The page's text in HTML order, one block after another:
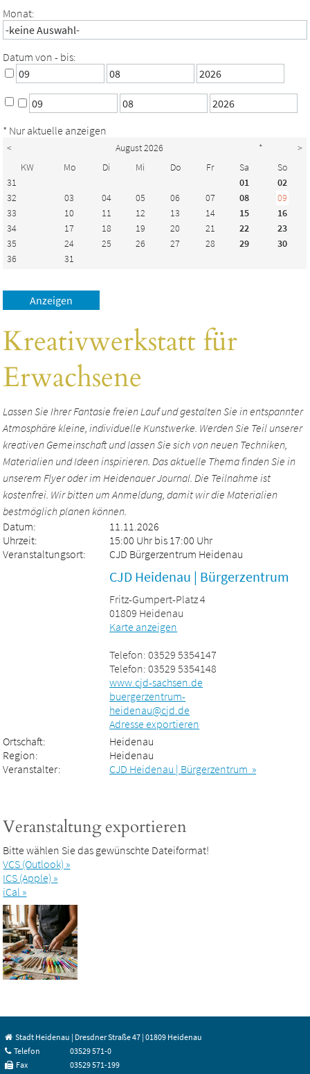
Monat:
Datum von - bis:
* Nur aktuelle anzeigen
< August 2026 *
>
KW
Mo Di Mi Do Fr Sa
So
31
01
02
32
03 04 05 06 07 08
09
33
10 11 12 13 14 15
16
34
17 18 19 20 21 22
23
35
24 25 26 27 28 29
30
36
31
Kreativwerkstatt für
Erwachsene
Lassen Sie Ihrer Fantasie freien Lauf und gestalten Sie in entspannter
Atmosphäre kleine, individuelle Kunstwerke. Werden Sie Teil unserer
kreativen Gemeinschaft und lassen Sie sich von neuen Techniken,
Materialien und Ideen inspirieren. Das aktuelle Thema finden Sie in
unserem Flyer oder im Heidenauer Journal. Die Teilnahme ist
kostenfrei. Wir bitten um Anmeldung, damit wir die Materialien
bestmöglich planen können.
Datum:
11.11.2026
Uhrzeit:
15:00 Uhr bis 17:00 Uhr
Veranstaltungsort:
CJD Bürgerzentrum Heidenau
CJD Heidenau | Bürgerzentrum
Fritz-Gumpert-Platz 4
01809 Heidenau
Karte anzeigen
Telefon: 03529 5354147
Telefon: 03529 5354148
www.cjd-sachsen.de
buergerzentrum-
heidenau@cjd.de
Adresse exportieren
Ortschaft:
Heidenau
Region:
Heidenau
Veranstalter:
CJD Heidenau | Bürgerzentrum »
Veranstaltung exportieren
Bitte wählen Sie das gewünschte Dateiformat!
VCS (Outlook) »
ICS (Apple) »
iCal »
Stadt Heidenau | Dresdner Straße 47 | 01809 Heidenau
Telefon
03529 571-0
Fax
03529 571-199